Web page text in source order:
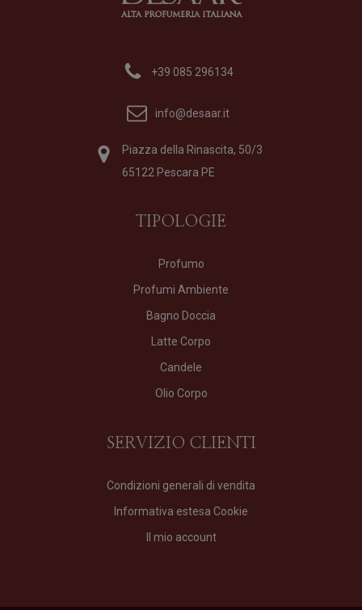
+39 085 296134
info@desaar.it
Piazza della Rinascita, 50/3
65122 Pescara PE
TIPOLOGIE
Profumo
Profumi Ambiente
Bagno Doccia
Latte Corpo
Candele
Olio Corpo
SERVIZIO CLIENTI
Condizioni generali di vendita
Informativa estesa Cookie
Il mio account